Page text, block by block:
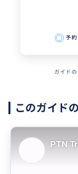
予
ガイド
このガイド
PTN